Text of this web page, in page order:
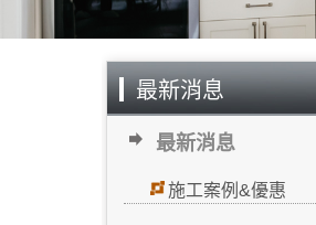
最新消息
最新消息
施工案例&優惠